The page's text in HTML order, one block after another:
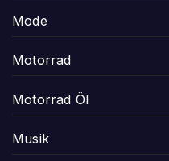
Mode
Motorrad
Motorrad Öl
Musik